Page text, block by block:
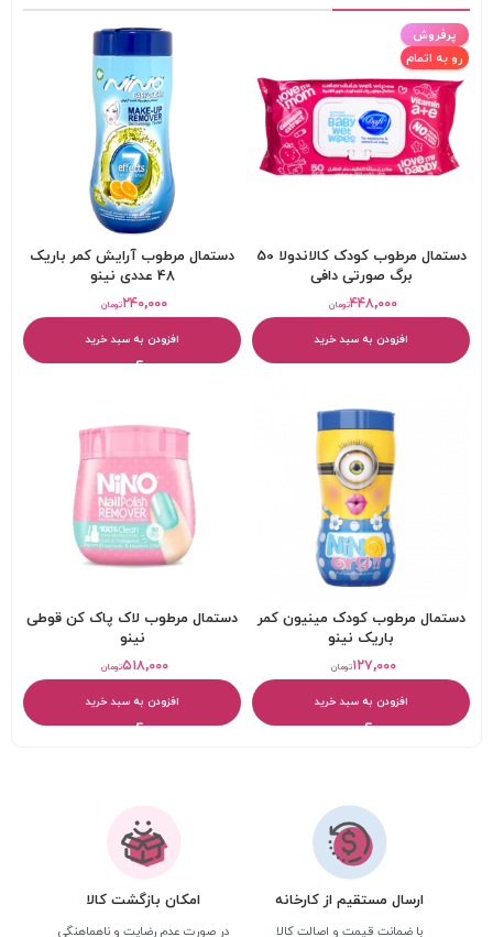
پرفروش
رو به اتمام
دستمال مرطوب کودک کالاندولا 50
برگ صورتی دافی
تومان۴۴۸,۰۰۰
افزودن به سبد خرید
دستمال مرطوب آرايش کمر باريک
48 عددی نینو
تومان۲۴۰,۰۰۰
افزودن به سبد خرید
دستمال مرطوب کودک مینیون کمر
باريک نینو
تومان۱۲۷,۰۰۰
افزودن به سبد خرید
دستمال مرطوب لاک پاک کن قوطی
نینو
تومان۵۱۸,۰۰۰
افزودن به سبد خرید
ارسال مستقیم از کارخانه
با ضمانت قیمت و اصالت کالا
امکان بازگشت کالا
در صورت عدم رضایت و ناهماهنگی